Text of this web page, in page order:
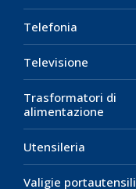
Telefonia
Televisione
Trasformatori di
alimentazione
Utensileria
Valigie portautensili